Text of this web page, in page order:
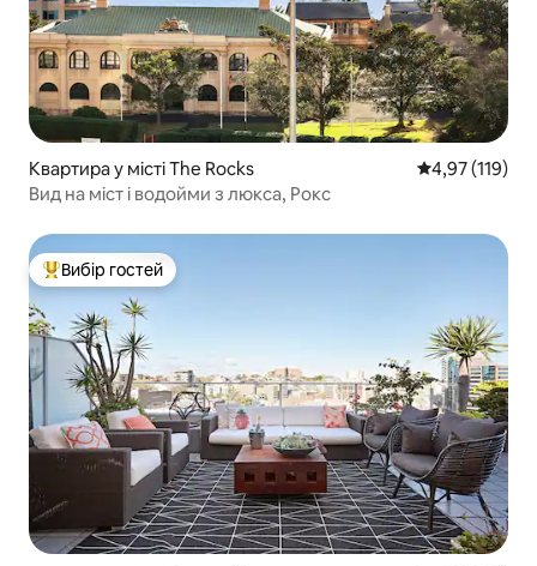
Квартира у місті The Rocks Середня
4,97 (119)
Вид на міст і водойми з люкса, Рокс
Топ вибір гостей
Вибір гостей